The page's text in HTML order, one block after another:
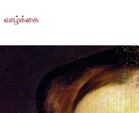
வாழ்க்கை